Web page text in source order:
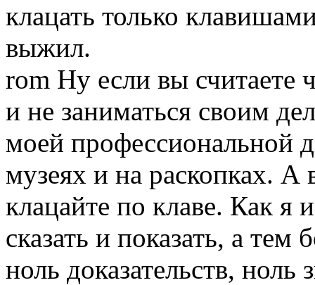
клацать только
выжил.
rom Ну если вы считаете
и не заниматься своим
моей профессиональной
музеях и на раскопках.
клацайте по клаве. Как я
сказать и показать, а тем
ноль доказательств,